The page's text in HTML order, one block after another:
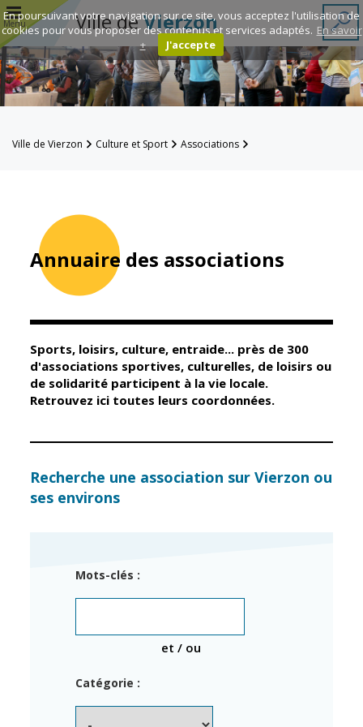
Menu Ville deVierzon
Annuaire des
associations
Espace
Famille
Contacts
Mairie
Élus
Municipal
Services de la
Ville
Cimetières
Titres
État civil
Enfance et
éducation
Guichet unique
enfance
Ville de Vierzon Culture et Sport Associations
Annuaire des associations
Sports, loisirs, culture, entraide... près de 300
d'associations sportives, culturelles, de loisirs ou
de solidarité participent à la vie locale.
Retrouvez ici toutes leurs coordonnées.
Recherche une association sur Vierzon ou
ses environs
Mots-clés :
et / ou
Catégorie :
En poursuivant votre navigation sur ce site, vous acceptez l'utilisation de
cookies pour vous proposer des contenus et services adaptés. En savoir
+
J'accepte